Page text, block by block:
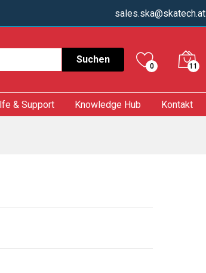
sales.ska@skatech.at
Suchen
0 11
& Support Knowledge Hub Kontakt